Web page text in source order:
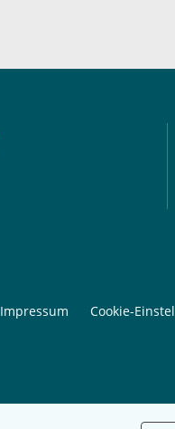
Impressum Cookie-